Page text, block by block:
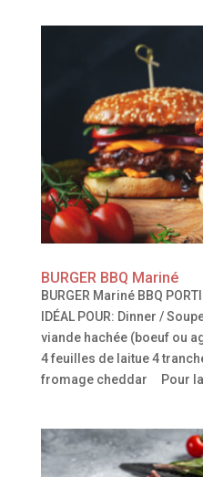
BURGER BBQ Mariné
BURGER Mariné BBQ
IDÉAL POUR: Dinner /
viande hachée (boeuf ou
4 feuilles de laitue 4
fromage cheddar Pour la